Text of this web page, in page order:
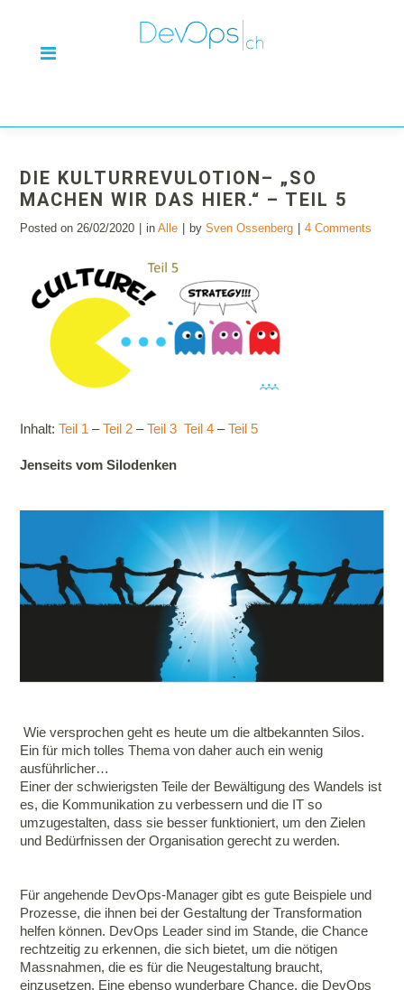
DIE KULTURREVULOTION– „SO
MACHEN WIR DAS HIER.“ – TEIL 5
Posted on 26/02/2020 inAlle bySven Ossenberg 4 Comments
Inhalt:Teil 1 –Teil 2 –Teil 3Teil 4 –Teil 5
Jenseits vom Silodenken
Wie versprochen geht es heute um die altbekannten Silos.
Ein für mich tolles Thema von daher auch ein wenig
ausführlicher…
Einer der schwierigsten Teile der Bewältigung des Wandels ist
es, die Kommunikation zu verbessern und die IT so
umzugestalten, dass sie besser funktioniert, um den Zielen
und Bedürfnissen der Organisation gerecht zu werden.
Für angehende DevOps-Manager gibt es gute Beispiele und
Prozesse, die ihnen bei der Gestaltung der Transformation
helfen können. DevOps Leader sind im Stande, die Chance
rechtzeitig zu erkennen, die sich bietet, um die nötigen
Massnahmen, die es für die Neugestaltung braucht,
einzusetzen. Eine ebenso wunderbare Chance, die DevOps